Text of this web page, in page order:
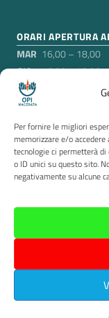
Per fornire le migliori
memorizzare e/o
tecnologie ci permetterà
o ID unici su questo sito.
negativamente su alcune
ORARI APERTURA
MAR 16,00 – 18,00
GIO
16,00 – 18,00
Nei mesi di luglio e
soltanto il martedì
Sezione
Privacy | Cookie